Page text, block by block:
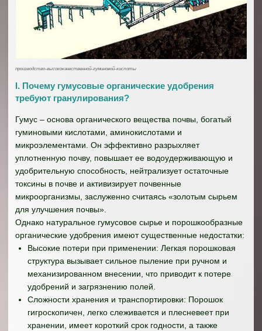
производство-высококачественной-гуминовой-кислоты
I. Почему гумусовые органические удобрения
требуют гранулирования?
Гумус – основа органического вещества почвы, богатый
гуминовыми кислотами, аминокислотами и
микроэлементами. Он эффективно разрыхляет
уплотненную почву, повышает ее водоудерживающую и
удобрительную способность, нейтрализует остаточные
токсины в почве и активизирует почвенные
микроорганизмы, заслуженно считаясь «золотым сырьем
для улучшения почвы».
Однако натуральное гумусовое сырье и порошкообразные
органические удобрения имеют существенные недостатки:
Высокие потери при применении: Легкая порошковая
структура вызывает сильное пыление при ручном и
механизированном внесении, что приводит к потере
удобрений и загрязнению полей.
Сложности хранения и транспортировки: Порошок
гигроскопичен, легко слеживается и плесневеет при
хранении, имеет короткий срок годности, а также